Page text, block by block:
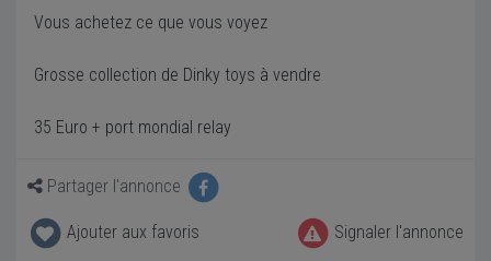
Vous achetez ce que vous voyez
Grosse collection de Dinky toys à vendre
35 Euro + port mondial relay
Partager l'annonce
Ajouter aux favoris
Signaler l'annonce